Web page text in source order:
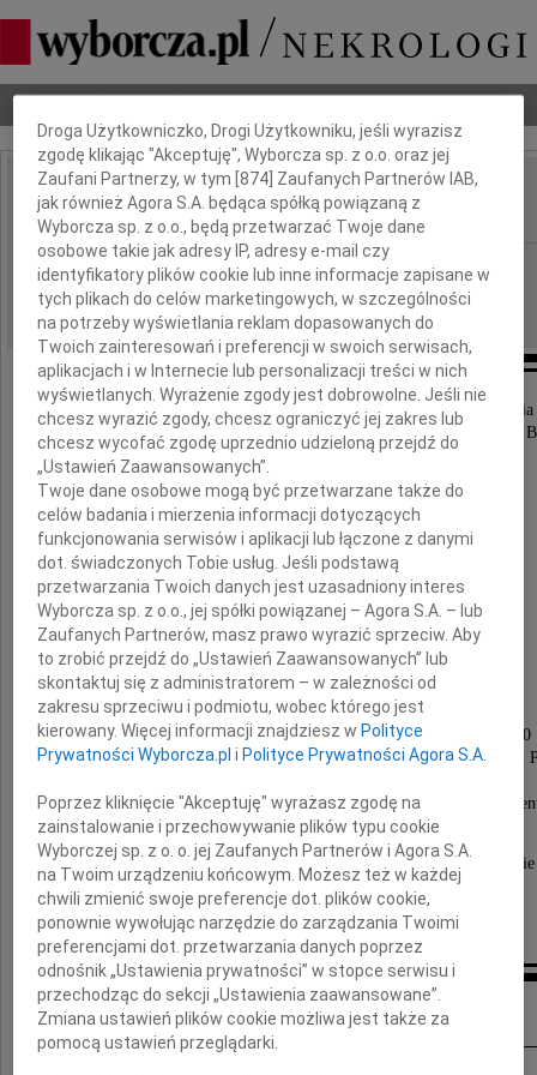
Nekrologi
IMIĘ I NAZWISKO: Andrzej Kalisz
REGION: Warszawa
DATA EMISJI: 25.08.2010
Z głębokim smutkiem zawiadamiam, że w dniu 22
po długiej i ciężkiej chorobie zmarł mój kochany
Andrzej Kalisz
Msza żałobna zostanie odprawiona
w dniu 27 sierpnia 2010 roku o godzinie 13.30
w kościele pw. św. Ignacego na Cmentarzu Komunalnym
po czym nastąpi wyprowadzenie na miejscowy
Wszystkich życzliwych Jego pamięci proszę o
siostra Ewa
Kondolencje
Dbamy o Twoją prywatność
Droga Użytkowniczko, Drogi Użytkowniku, jeśli wyrazisz
zgodę klikając "Akceptuję", Wyborcza sp. z o.o. oraz jej
Zaufani Partnerzy, w tym [874 ] Zaufanych Partnerów IAB,
jak również Agora S.A. będąca spółką powiązaną z
Wyborcza sp. z o.o., będą przetwarzać Twoje dane
osobowe takie jak adresy IP, adresy e-mail czy
identyfikatory plików cookie lub inne informacje zapisane w
tych plikach do celów marketingowych, w szczególności
na potrzeby wyświetlania reklam dopasowanych do
Twoich zainteresowań i preferencji w swoich serwisach,
aplikacjach i w Internecie lub personalizacji treści w nich
wyświetlanych. Wyrażenie zgody jest dobrowolne. Jeśli nie
chcesz wyrazić zgody, chcesz ograniczyć jej zakres lub
chcesz wycofać zgodę uprzednio udzieloną przejdź do
„Ustawień Zaawansowanych”.
Twoje dane osobowe mogą być przetwarzane także do
celów badania i mierzenia informacji dotyczących
funkcjonowania serwisów i aplikacji lub łączone z danymi
dot. świadczonych Tobie usług. Jeśli podstawą
przetwarzania Twoich danych jest uzasadniony interes
Wyborcza sp. z o.o., jej spółki powiązanej – Agora S.A. – lub
Zaufanych Partnerów, masz prawo wyrazić sprzeciw. Aby
to zrobić przejdź do „Ustawień Zaawansowanych” lub
skontaktuj się z administratorem – w zależności od
zakresu sprzeciwu i podmiotu, wobec którego jest
kierowany. Więcej informacji znajdziesz w Polityce
Prywatności Wyborcza.pl i Polityce Prywatności Agora S.A.
Poprzez kliknięcie "Akceptuję" wyrażasz zgodę na
zainstalowanie i przechowywanie plików typu cookie
Wyborczej sp. z o. o. jej Zaufanych Partnerów i Agora S.A.
na Twoim urządzeniu końcowym. Możesz też w każdej
chwili zmienić swoje preferencje dot. plików cookie,
ponownie wywołując narzędzie do zarządzania Twoimi
preferencjami dot. przetwarzania danych poprzez
odnośnik „Ustawienia prywatności” w stopce serwisu i
przechodząc do sekcji „Ustawienia zaawansowane”.
Zmiana ustawień plików cookie możliwa jest także za
pomocą ustawień przeglądarki.